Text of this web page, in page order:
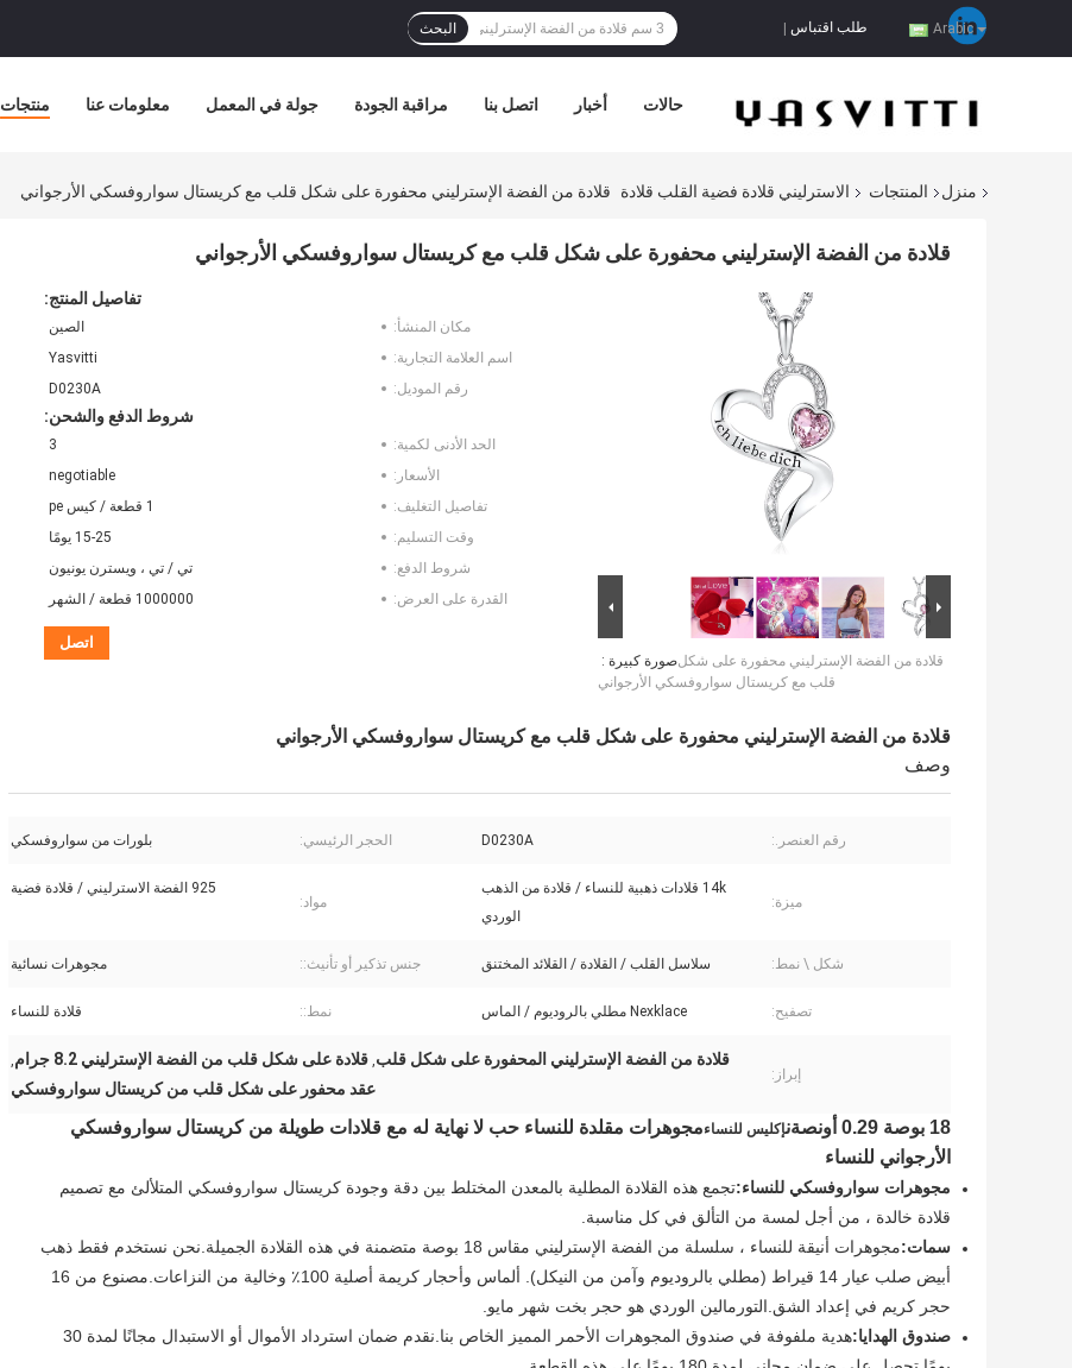
Arabic طلب اقتباس البحث
منتجات معلومات عنا جولة في المعمل مراقبة الجودة اتصل بنا أخبار حالات
منزل المنتجات الاسترليني قلادة فضية القلب قلادة قلادة من الفضة الإسترليني محفورة على شكل قلب مع كريستال سواروفسكي الأرجواني
قلادة من الفضة الإسترليني محفورة على شكل قلب مع كريستال سواروفسكي الأرجواني
صورة كبيرة :قلادة من الفضة الإسترليني محفورة على شكل
قلب مع كريستال سواروفسكي الأرجواني
تفاصيل المنتج:
مكان المنشأ:
الصين
اسم العلامة التجارية:
Yasvitti
رقم الموديل:
D0230A
شروط الدفع والشحن:
الحد الأدنى لكمية:
3
الأسعار:
negotiable
تفاصيل التغليف:
1 قطعة / كيس pe
وقت التسليم:
15-25 يومًا
شروط الدفع:
تي / تي ، ويسترن يونيون
القدرة على العرض:
1000000 قطعة / الشهر
اتصل
قلادة من الفضة الإسترليني محفورة على شكل قلب مع كريستال سواروفسكي الأرجواني
وصف
رقم العنصر.: D0230A الحجر الرئيسي: بلورات من سواروفسكي
ميزة:
14k قلادات ذهبية للنساء / قلادة من الذهب
الوردي
مواد:
925 الفضة الاسترليني / قلادة فضية
شكل \ نمط: سلاسل القلب / القلادة / القلائد المختنق جنس تذكير أو تأنيث:: مجوهرات نسائية
تصفيح: Nexklace مطلي بالروديوم / الماس نمط:: قلادة للنساء
إبراز:
قلادة من الفضة الإسترليني المحفورة على شكل قلب, قلادة على شكل قلب من الفضة الإسترليني 8.2 جرام ,
عقد محفور على شكل قلب من كريستال سواروفسكي
18 بوصة 0.29 أونصة نإكليس للنساءمجوهرات مقلدة للنساء حب لا نهاية له مع قلادات طويلة من كريستال سواروفسكي
الأرجواني للنساء
مجوهرات سواروفسكي للنساء:تجمع هذه القلادة المطلية بالمعدن المختلط بين دقة وجودة كريستال سواروفسكي المتلألئ مع تصميم
قلادة خالدة ، من أجل لمسة من التألق في كل مناسبة.
سمات:
مجوهرات أنيقة للنساء ، سلسلة من الفضة الإسترليني مقاس 18 بوصة متضمنة في هذه القلادة الجميلة.نحن نستخدم فقط ذهب
أبيض صلب عيار 14 قيراط (مطلي بالروديوم وآمن من النيكل). ألماس وأحجار كريمة أصلية 100٪ وخالية من النزاعات.مصنوع من 16
حجر كريم في إعداد الشق.التورمالين الوردي هو حجر بخت شهر مايو.
صندوق الهدايا:
هدية ملفوفة في صندوق المجوهرات الأحمر المميز الخاص بنا.نقدم ضمان استرداد الأموال أو الاستبدال مجانًا لمدة 30